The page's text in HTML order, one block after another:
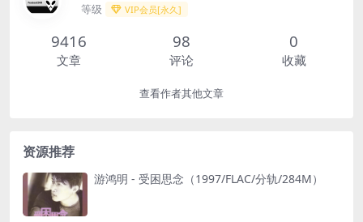
等级 VIP会员[永久]
9416
文章
98
评论
0
收藏
查看作者其他文章
资源推荐
游鸿明 - 受困思念（1997/FLAC/分轨/284M）